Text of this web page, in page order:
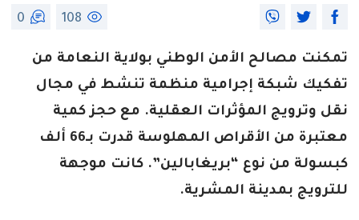
108
0
تمكنت مصالح الأمن الوطني بولاية النعامة من
تفكيك شبكة إجرامية منظمة تنشط في مجال
نقل وترويج المؤثرات العقلية. مع حجز كمية
معتبرة من الأقراص المهلوسة قدرت بـ66 ألف
كبسولة من نوع “بريغابالين”. كانت موجهة
للترويج بمدينة المشرية.